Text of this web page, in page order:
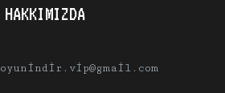
HAKKIMIZDA
oyunindir.vip@gmail.com